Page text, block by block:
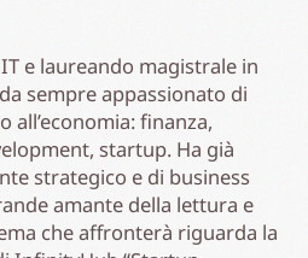
e laureando magistrale in
sempre appassionato di
finanza,
startup. Ha già
strategico e di business
amante della lettura e
che affronterà riguarda la